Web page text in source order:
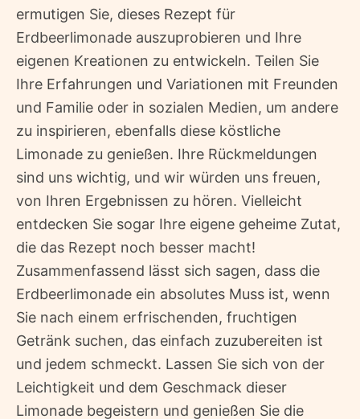
ermutigen Sie, dieses Rezept für
Erdbeerlimonade auszuprobieren und Ihre
eigenen Kreationen zu entwickeln. Teilen Sie
Ihre Erfahrungen und Variationen mit Freunden
und Familie oder in sozialen Medien, um andere
zu inspirieren, ebenfalls diese köstliche
Limonade zu genießen. Ihre Rückmeldungen
sind uns wichtig, und wir würden uns freuen,
von Ihren Ergebnissen zu hören. Vielleicht
entdecken Sie sogar Ihre eigene geheime Zutat,
die das Rezept noch besser macht!
Zusammenfassend lässt sich sagen, dass die
Erdbeerlimonade ein absolutes Muss ist, wenn
Sie nach einem erfrischenden, fruchtigen
Getränk suchen, das einfach zuzubereiten ist
und jedem schmeckt. Lassen Sie sich von der
Leichtigkeit und dem Geschmack dieser
Limonade begeistern und genießen Sie die